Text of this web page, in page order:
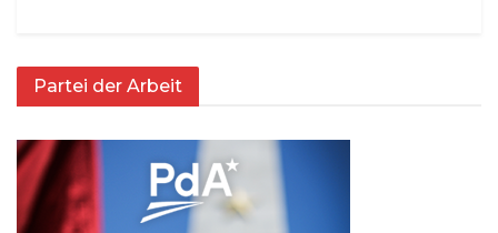
Partei der Arbeit